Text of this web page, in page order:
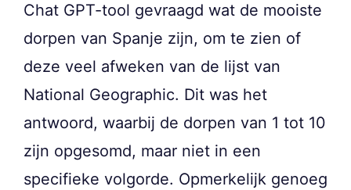
Chat GPT-tool gevraagd wat de mooiste
dorpen van Spanje zijn, om te zien of
deze veel afweken van de lijst van
National Geographic. Dit was het
antwoord, waarbij de dorpen van 1 tot 10
zijn opgesomd, maar niet in een
specifieke volgorde. Opmerkelijk genoeg